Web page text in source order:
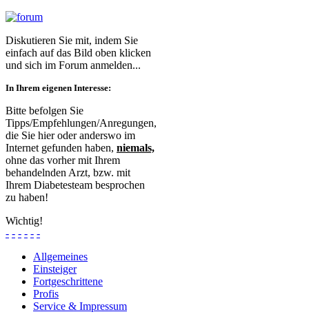
Diskutieren Sie mit, indem Sie
einfach auf das Bild oben klicken
und sich im Forum anmelden...
In Ihrem eigenen Interesse:
Bitte befolgen Sie
Tipps/Empfehlungen/Anregungen,
die Sie hier oder anderswo im
Internet gefunden haben, niemals,
ohne das vorher mit Ihrem
behandelnden Arzt, bzw. mit
Ihrem Diabetesteam besprochen
zu haben!
Wichtig!
- - - - - -
Allgemeines
Einsteiger
Fortgeschrittene
Profis
Service & Impressum